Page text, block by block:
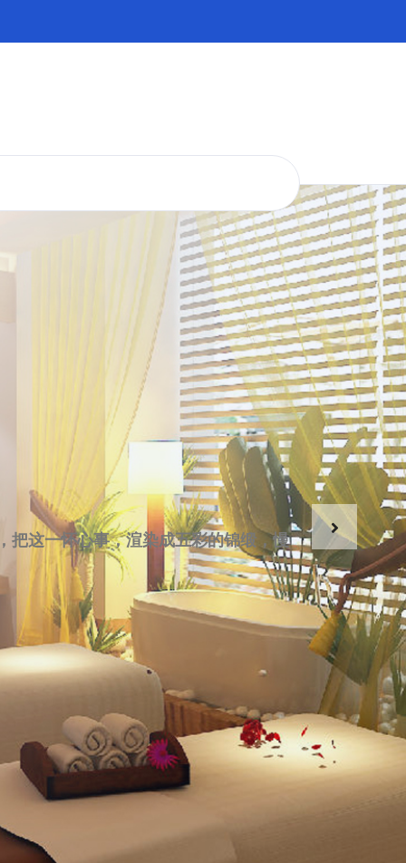
首选之地。如果您也在寻找一个真正能